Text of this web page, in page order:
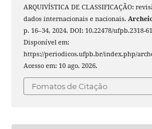
ARQUIVÍSTICA DE CLASSIFICAÇÃO:
dados internacionais e nacionais.
p. 16–34, 2024. DOI: 10.22478/ufpb.2318-
Disponível em:
https://periodicos.ufpb.br/index.php/
Acesso em: 10 ago. 2026.
Fomatos de Citação